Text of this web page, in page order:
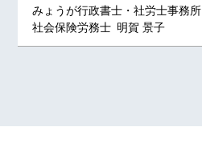
みょうが行政書士・社労士事務所
社会保険労務士 明賀 景子